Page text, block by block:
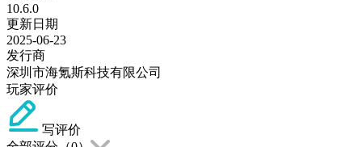
10.6.0
更新日期
2025-06-23
发行商
深圳市海氪斯科技有限公司
玩家评价
写评价